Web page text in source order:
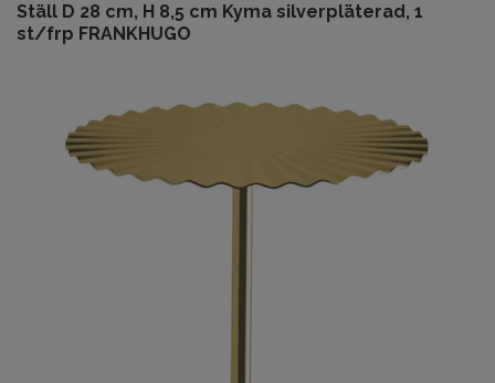
Ställ D 28 cm, H 8,5 cm Kyma silverpläterad, 1
st/frp FRANKHUGO